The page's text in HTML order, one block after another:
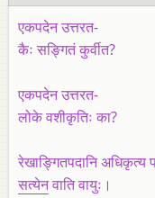
एकपदेन उत्तरत-
कैः सङ्गितं कुर्वीत?
एकपदेन उत्तरत-
लोके वशीकृतिः का?
रेखाङ्गितपदानि अधिकृत्य
सत्येनवाति वायुः।